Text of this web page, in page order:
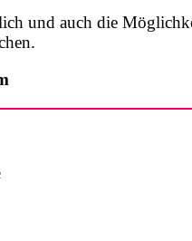
und auch die